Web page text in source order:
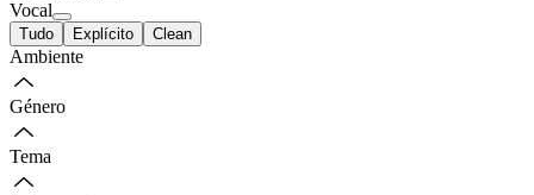
Vocal
Tudo Explícito Clean
Ambiente
Género
Tema